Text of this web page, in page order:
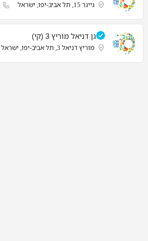
גייגר 15, תל אביב-יפו, ישראל
גן דניאל מוריץ 3 (קי)
מוריץ דניאל 3, תל אביב-יפו, ישראל